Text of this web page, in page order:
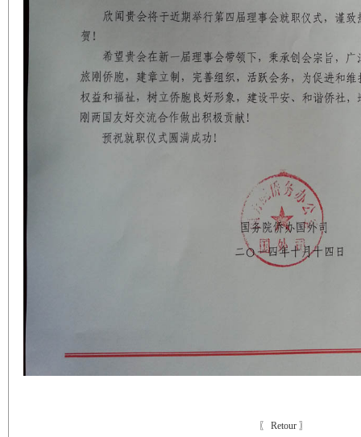
〖 Retour 〗